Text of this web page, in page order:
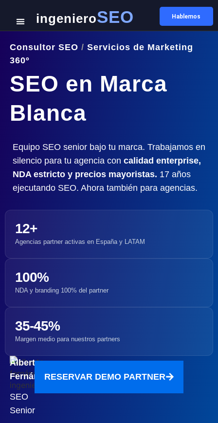
ingenieroSEO Hablemos
Consultor SEO / Servicios de Marketing
360º
SEO en Marca
Blanca
Equipo SEO senior bajo tu marca. Trabajamos en
silencio para tu agencia con calidad enterprise,
NDA estricto y precios mayoristas. 17 años
ejecutando SEO. Ahora también para agencias.
12+
Agencias partner activas en España y LATAM
100%
NDA y branding 100% del partner
35-45%
Margen medio para nuestros partners
Alberto
Fernández
SEO
Senior
RESERVAR DEMO PARTNER